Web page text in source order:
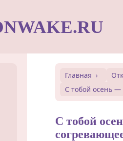
Главная
С тобой осень —
С тобой